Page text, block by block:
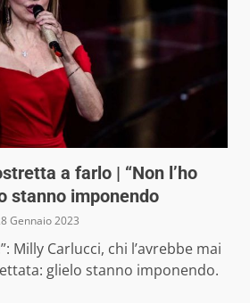
a farlo | “Non l’ho
stanno imponendo
Gennaio 2023
Milly Carlucci, chi l’avrebbe mai
glielo stanno imponendo.